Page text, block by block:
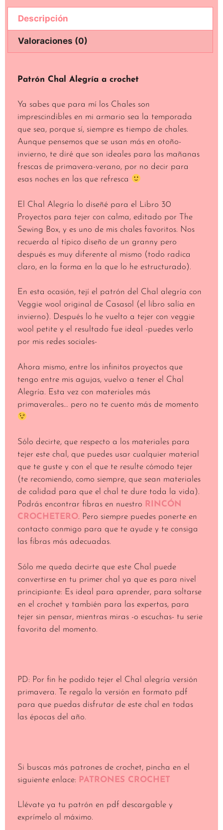
Descripción
Valoraciones (0)
Patrón Chal Alegría a crochet
Ya sabes que para mí los Chales son
imprescindibles en mi armario sea la temporada
que sea, porque sí, siempre es tiempo de chales.
Aunque pensemos que se usan más en otoño-
invierno, te diré que son ideales para las mañanas
frescas de primavera-verano, por no decir para
esas noches en las que refresca
El Chal Alegría lo diseñé para el Libro 30
Proyectos para tejer con calma, editado por The
Sewing Box, y es uno de mis chales favoritos. Nos
recuerda al típico diseño de un granny pero
después es muy diferente al mismo (todo radica
claro, en la forma en la que lo he estructurado).
En esta ocasión, tejí el patrón del Chal alegría con
Veggie wool original de Casasol (el libro salía en
invierno). Después lo he vuelto a tejer con veggie
wool petite y el resultado fue ideal -puedes verlo
por mis redes sociales-
Ahora mismo, entre los infinitos proyectos que
tengo entre mis agujas, vuelvo a tener el Chal
Alegría. Esta vez con materiales más
primaverales… pero no te cuento más de momento
Sólo decirte, que respecto a los materiales para
tejer este chal, que puedes usar cualquier material
que te guste y con el que te resulte cómodo tejer
(te recomiendo, como siempre, que sean materiales
de calidad para que el chal te dure toda la vida).
Podrás encontrar fibras en nuestro RINCÓN
CROCHETERO. Pero siempre puedes ponerte en
contacto conmigo para que te ayude y te consiga
las fibras más adecuadas.
Sólo me queda decirte que este Chal puede
convertirse en tu primer chal ya que es para nivel
principiante: Es ideal para aprender, para soltarse
en el crochet y también para las expertas, para
tejer sin pensar, mientras miras -o escuchas- tu serie
favorita del momento.
PD: Por fin he podido tejer el Chal alegría versión
primavera. Te regalo la versión en formato pdf
para que puedas disfrutar de este chal en todas
las épocas del año.
Si buscas más patrones de crochet, pincha en el
siguiente enlace: PATRONES CROCHET
Llévate ya tu patrón en pdf descargable y
exprímelo al máximo.